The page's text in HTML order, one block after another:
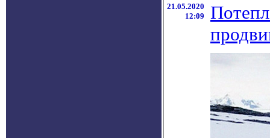
21.05.2020
12:09